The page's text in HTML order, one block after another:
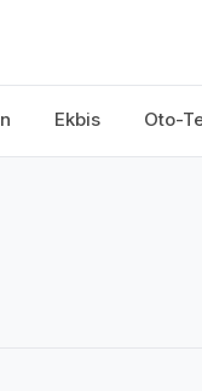
Ekbis Oto-